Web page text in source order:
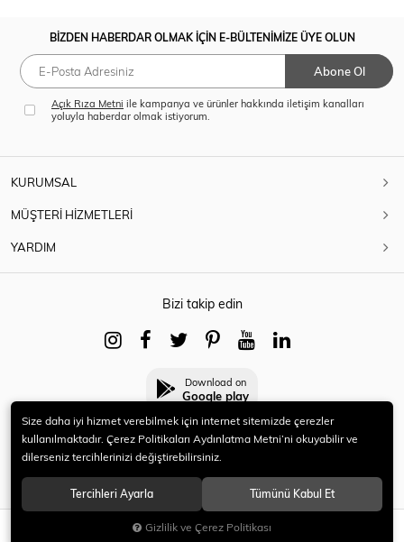
SEPETE EKLE
BİZDEN HABERDAR OLMAK İÇİN E-BÜLTENİMİZE ÜYE OLUN
Abone Ol
Açık Rıza Metni ile kampanya ve ürünler hakkında iletişim kanalları
yoluyla haberdar olmak istiyorum.
KURUMSAL
MÜŞTERİ HİZMETLERİ
YARDIM
Bizi takip edin
Download on
Google play
© 2021 HERYENİ. Tüm hakları saklıdır.
Size daha iyi hizmet verebilmek için internet sitemizde çerezler
kullanılmaktadır. Çerez Politikaları Aydınlatma Metni’ni okuyabilir ve
dilerseniz tercihlerinizi değiştirebilirsiniz.
Tercihleri Ayarla Tümünü Kabul Et
Gizlilik ve Çerez Politikası